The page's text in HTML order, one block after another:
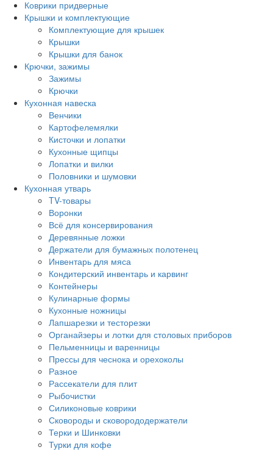
Коврики придверные
Крышки и комплектующие
Комплектующие для крышек
Крышки
Крышки для банок
Крючки, зажимы
Зажимы
Крючки
Кухонная навеска
Венчики
Картофелемялки
Кисточки и лопатки
Кухонные щипцы
Лопатки и вилки
Половники и шумовки
Кухонная утварь
TV-товары
Воронки
Всё для консервирования
Деревянные ложки
Держатели для бумажных полотенец
Инвентарь для мяса
Кондитерский инвентарь и карвинг
Контейнеры
Кулинарные формы
Кухонные ножницы
Лапшарезки и тесторезки
Органайзеры и лотки для столовых приборов
Пельменницы и варенницы
Прессы для чеснока и орехоколы
Разное
Рассекатели для плит
Рыбочистки
Силиконовые коврики
Сковороды и сковорододержатели
Терки и Шинковки
Турки для кофе